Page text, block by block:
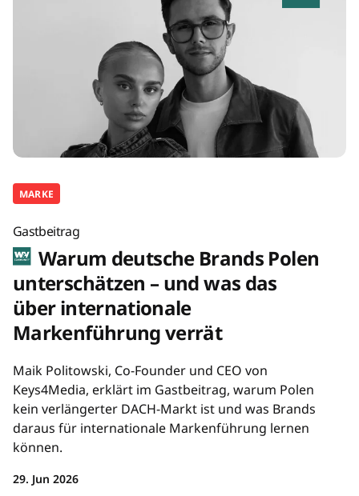
MARKE
Gastbeitrag
Warum deutsche Brands Polen
unterschätzen – und was das
über internationale
Markenführung verrät
Maik Politowski, Co-Founder und CEO von
Keys4Media, erklärt im Gastbeitrag, warum Polen
kein verlängerter DACH-Markt ist und was Brands
daraus für internationale Markenführung lernen
können.
29. Jun 2026